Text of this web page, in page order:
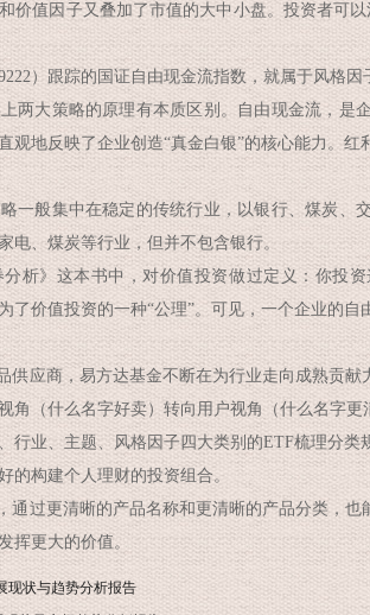
价值因子又叠加了市值的大中小盘。投资者可
）跟踪的国证自由现金流指数，就属于风格因
两大策略的原理有本质区别。自由现金流，是
观地反映了企业创造“真金白银”的核心能力。
般集中在稳定的传统行业，以银行、煤炭、
电、煤炭等行业，但并不包含银行。
》这本书中，对价值投资做过定义：你投资
了价值投资的一种“公理”。可见，一个企业的
应商，易方达基金不断在为行业走向成熟贡献
角（什么名字好卖）转向用户视角（什么名字更
、主题、风格因子四大类别的ETF梳理分类
的构建个人理财的投资组合。
过更清晰的产品名称和更清晰的产品分类，也
挥更大的价值。
现状与趋势分析报告